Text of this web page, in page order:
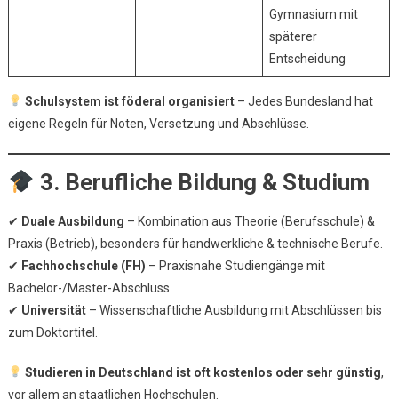
Gymnasium mit
späterer
Entscheidung
Schulsystem ist föderal organisiert– Jedes Bundesland hat
eigene Regeln für Noten, Versetzung und Abschlüsse.
3. Berufliche Bildung & Studium
✔ Duale Ausbildung – Kombination aus Theorie (Berufsschule) &
Praxis (Betrieb), besonders für handwerkliche & technische Berufe.
✔ Fachhochschule (FH) – Praxisnahe Studiengänge mit
Bachelor-/Master-Abschluss.
✔ Universität– Wissenschaftliche Ausbildung mit Abschlüssen bis
zum Doktortitel.
Studieren in Deutschland ist oft kostenlos oder sehr günstig,
vor allem an staatlichen Hochschulen.